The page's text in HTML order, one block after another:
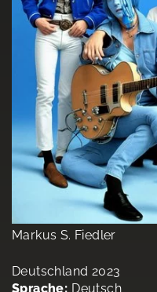
Markus S. Fiedler
Deutschland 2023
Sprache: Deutsch